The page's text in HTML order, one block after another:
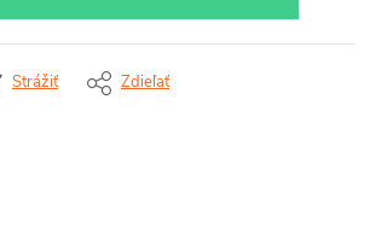
Strážiť Zdieľať